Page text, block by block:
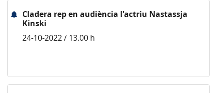
Cladera rep en audiència l'actriu Nastassja
Kinski
24-10-2022 / 13.00 h